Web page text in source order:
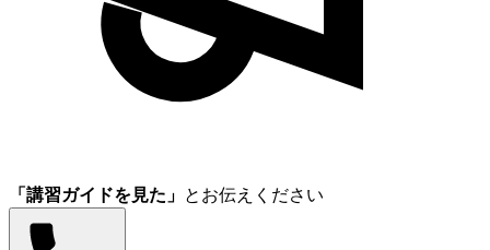
「講習ガイドを見た」 とお伝えください